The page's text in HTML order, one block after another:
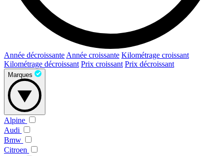
Année décroissante Année croissante Kilométrage croissant
Kilométrage décroissant Prix croissant Prix décroissant
Marques
Alpine
Audi
Bmw
Citroen